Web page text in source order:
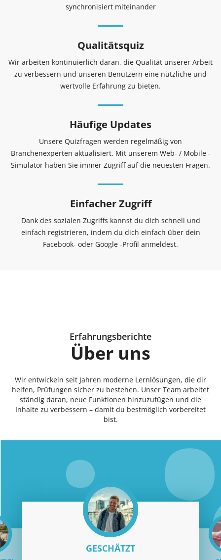
synchronisiert miteinander
Qualitätsquiz
Wir arbeiten kontinuierlich daran, die Qualität unserer Arbeit
zu verbessern und unseren Benutzern eine nützliche und
wertvolle Erfahrung zu bieten.
Häufige Updates
Unsere Quizfragen werden regelmäßig von
Branchenexperten aktualisiert. Mit unserem Web- / Mobile -
Simulator haben Sie immer Zugriff auf die neuesten Fragen.
Einfacher Zugriff
Dank des sozialen Zugriffs kannst du dich schnell und
einfach registrieren, indem du dich einfach über dein
Facebook- oder Google -Profil anmeldest.
Erfahrungsberichte
Über uns
Wir entwickeln seit Jahren moderne Lernlösungen, die dir
helfen, Prüfungen sicher zu bestehen. Unser Team arbeitet
ständig daran, neue Funktionen hinzuzufügen und die
Inhalte zu verbessern – damit du bestmöglich vorbereitet
bist.
GESCHÄTZT